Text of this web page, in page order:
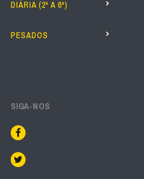
DIÁRIA (2ª A 6ª)
PESADOS
SIGA-NOS